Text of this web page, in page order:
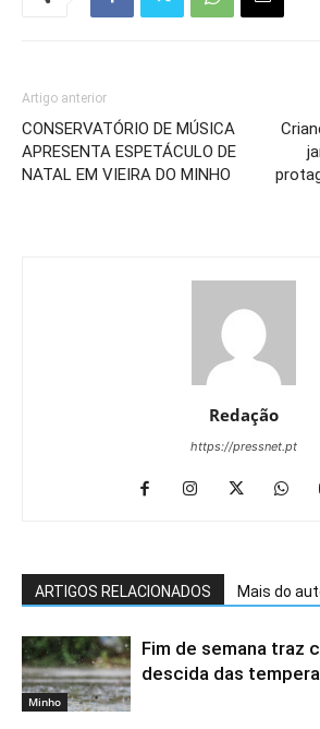
Artigo anterior
CONSERVATÓRIO DE MÚSICA
APRESENTA ESPETÁCULO DE
NATAL EM VIEIRA DO MINHO
Redação
https://pressnet.pt
ARTIGOS RELACIONADOS Mais do
Minho
Fim de semana traz
descida das